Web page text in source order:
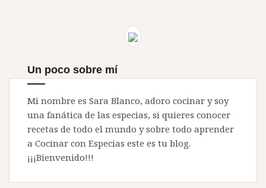
Un poco sobre mí
Mi nombre es Sara Blanco, adoro cocinar y soy
una fanática de las especias, si quieres conocer
recetas de todo el mundo y sobre todo aprender
a Cocinar con Especias este es tu blog.
¡¡¡Bienvenido!!!